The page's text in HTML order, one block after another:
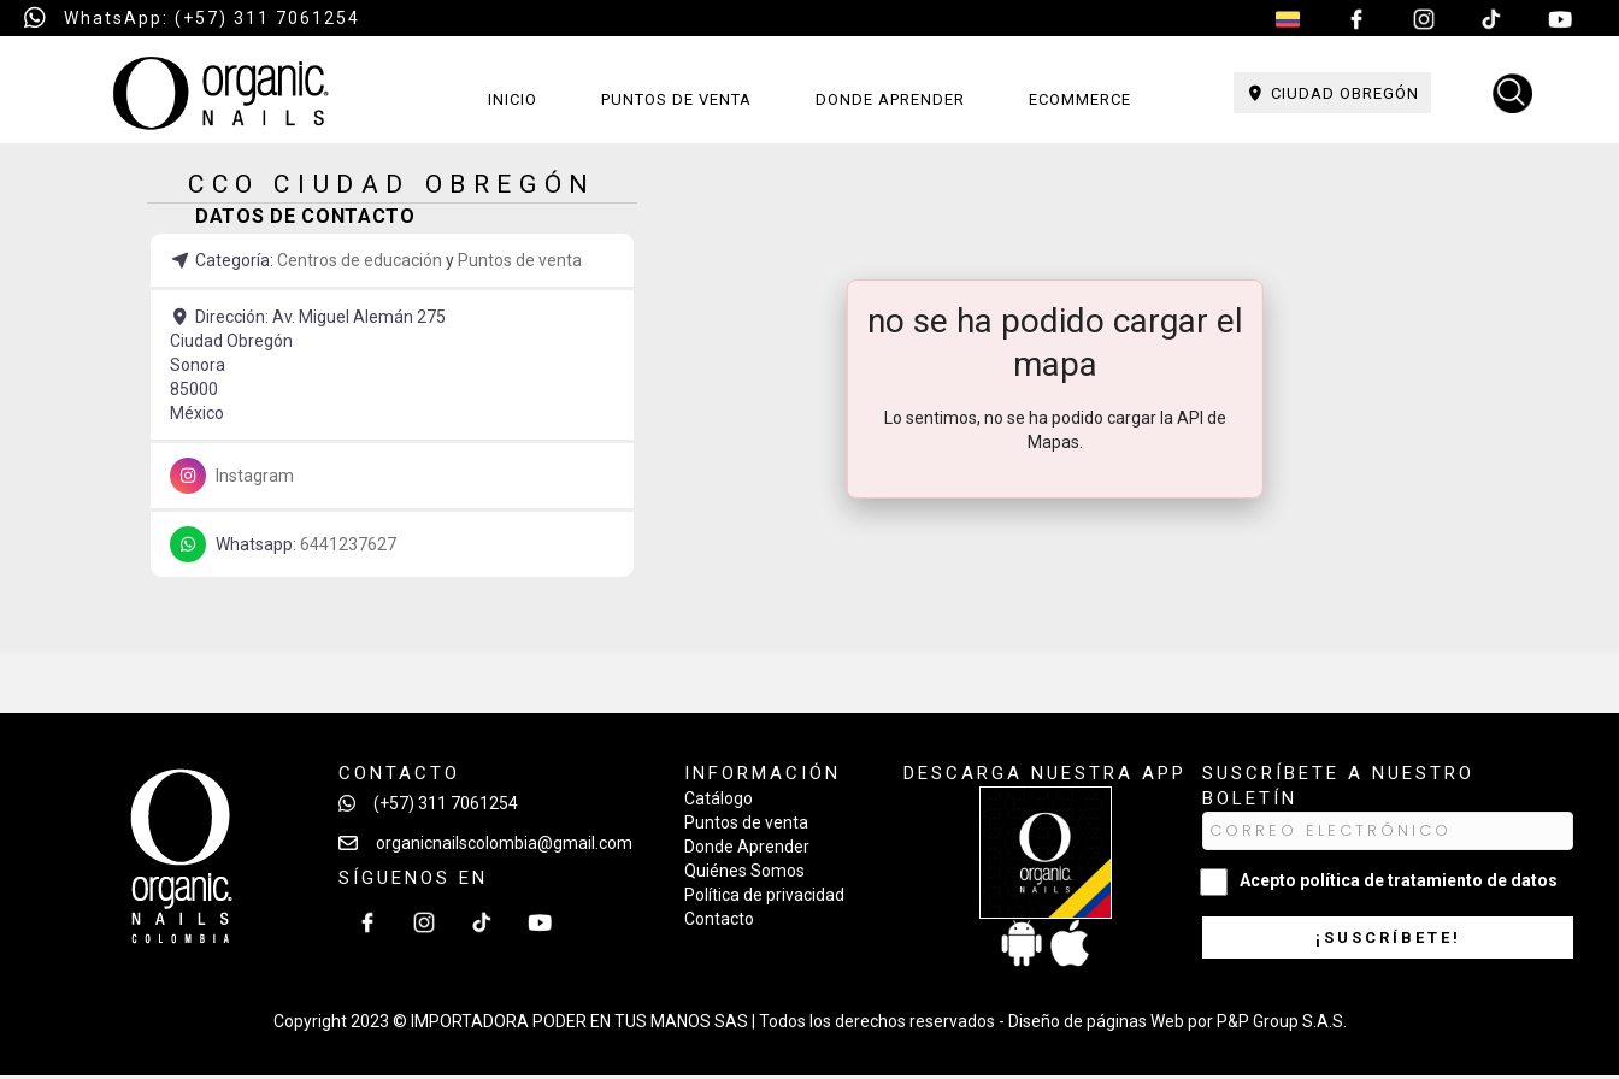
WhatsApp: (+57) 311 7061254
INICIO PUNTOS DE VENTA DONDE APRENDER ECOMMERCE CIUDAD OBREGÓN
CCO CIUDAD OBREGÓN
DATOS DE CONTACTO
Categoría: Centros de educación y Puntos de venta
Dirección: Av. Miguel Alemán 275
Ciudad Obregón
Sonora
85000
México
Instagram
Whatsapp: 6441237627
no se ha podido cargar el
mapa
Lo sentimos, no se ha podido cargar la API de
Mapas.
CONTACTO
(+57) 311 7061254
organicnailscolombia@gmail.com
SÍGUENOS EN
INFORMACIÓN
Catálogo
Puntos de venta
Donde Aprender
Quiénes Somos
Política de privacidad
Contacto
DESCARGA NUESTRA APP
SUSCRÍBETE A NUESTRO
BOLETÍN
Acepto política de tratamiento de datos
¡SUSCRÍBETE!
Copyright 2023 © IMPORTADORA PODER EN TUS MANOS SAS | Todos los derechos reservados - Diseño de páginas Web por P&P Group S.A.S.